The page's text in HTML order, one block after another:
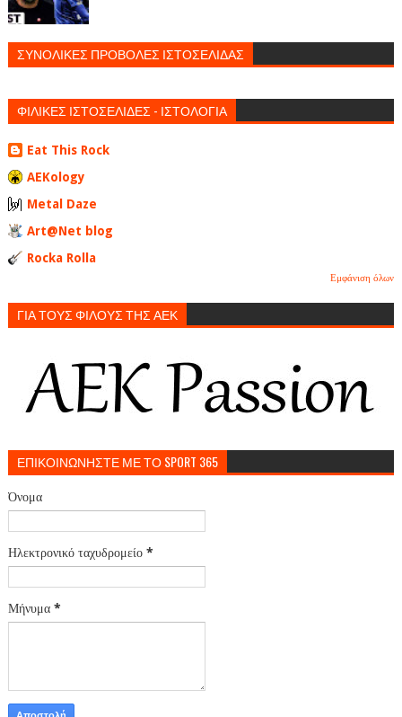
ΣΥΝΟΛΙΚΕΣ ΠΡΟΒΟΛΕΣ ΙΣΤΟΣΕΛΙΔΑΣ
ΦΙΛΙΚΕΣ ΙΣΤΟΣΕΛΙΔΕΣ - ΙΣΤΟΛΟΓΙΑ
Eat This Rock
AEKology
Metal Daze
Art@Net blog
Rocka Rolla
Εμφάνιση όλων
ΓΙΑ ΤΟΥΣ ΦΙΛΟΥΣ ΤΗΣ ΑΕΚ
ΕΠΙΚΟΙΝΩΝΗΣΤΕ ΜΕ ΤΟ SPORT 365
Όνομα
Ηλεκτρονικό ταχυδρομείο *
Μήνυμα *